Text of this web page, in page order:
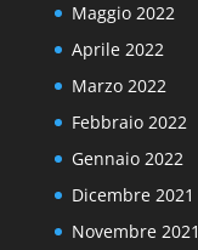
Maggio 2022
Aprile 2022
Marzo 2022
Febbraio 2022
Gennaio 2022
Dicembre 2021
Novembre 2021